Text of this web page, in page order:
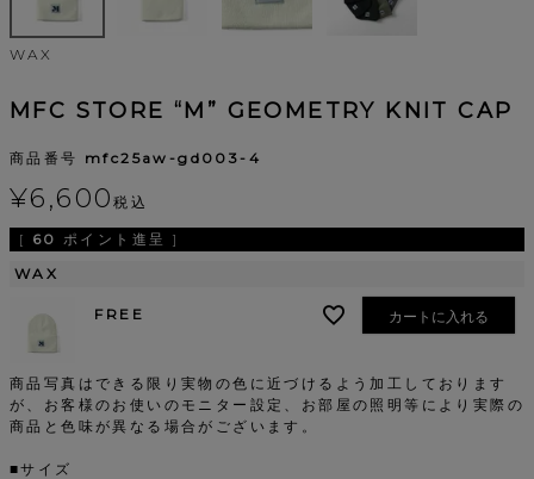
WAX
MFC STORE “M” GEOMETRY KNIT CAP
商品番号 mfc25aw-gd003-4
¥6,600税込
[ 60 ポイント進呈 ]
WAX
FREE カートに入れる
商品写真はできる限り実物の色に近づけるよう加工しております
が、お客様のお使いのモニター設定、お部屋の照明等により実際の
商品と色味が異なる場合がございます。
■サイズ